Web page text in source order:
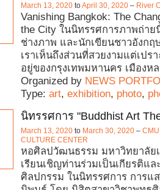
March 13, 2020 toApril 30, 2020 – River
Vanishing Bangkok: The
the City ในนิทรรศการภาพถ่าย
ช่างภาพ และนักเขียนชาวอังกฤ
เราเห็นถึงส่วนที่สวยงามแต่เปร
อยู่ของกรุงเทพมหานคร เมืองห
Organized by NEWS
Type: art, exhibition, photo,
นิทรรศการ "Buddhist Art
March 13, 2020 to March 30, 2020 –
CULTURE CENTER
หอศิลปวัฒนธรรม มหาวิทยาลัย
เรียนเชิญท่านร่วมเป็นเกียรติแ
ศิลปกรรม ในนิทรรศการ การแ